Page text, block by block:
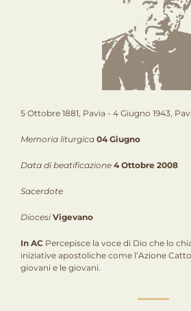
5 Ottobre 1881, Pavia - 4 Giugno 1943,
Memoria liturgica 04 Giugno
Data di beatificazione 4 Ottobre 2008
Sacerdote
Diocesi Vigevano
In AC Percepisce la voce di Dio che lo
iniziative apostoliche come l’Azione
giovani e le giovani.